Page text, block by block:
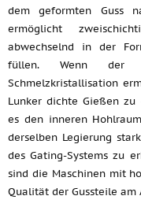
dem geformten Guss
ermöglicht
abwechselnd in der
füllen. Wenn der
Schmelzkristallisation
Lunker dichte Gießen
es den inneren
derselben Legierung
des Gating-Systems zu
sind die Maschinen mit
Qualität der Gussteile am